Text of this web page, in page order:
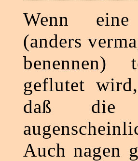
Wenn eine
(anders
benennen)
geflutet
daß die
Auch nagen